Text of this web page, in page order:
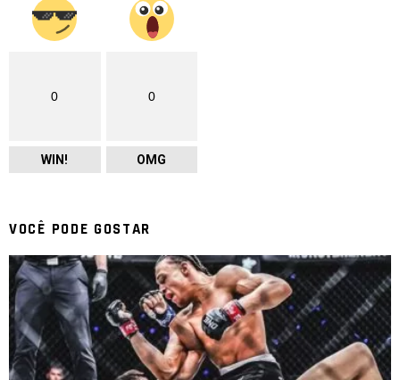
0
WIN!
0
OMG
VOCÊ PODE GOSTAR